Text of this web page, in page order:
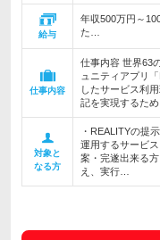
給与
年収500万円～
た…
仕事内容
仕事内容 世界63
ュニティアプリ
したサービス利
記を実現するため
対象と
なる方
・REALITYの提
運用するサービ
案・完遂出来る
え、実行…